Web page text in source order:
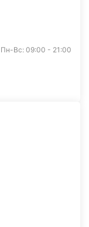
Пн-Вс: 09:00 - 21:00